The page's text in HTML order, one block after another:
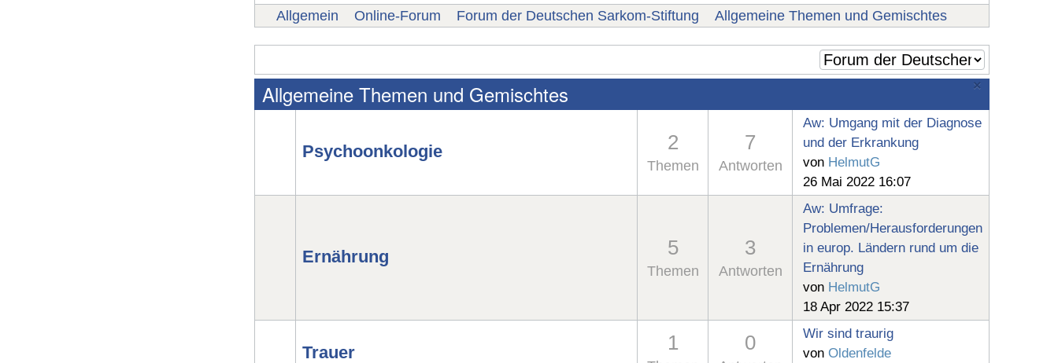
Allgemein Online-Forum Forum der Deutschen Sarkom-Stiftung Allgemeine Themen und Gemischtes
×
Allgemeine Themen und Gemischtes
Psychoonkologie 2
Themen
7
Antworten
Aw: Umgang mit der Diagnose
und der Erkrankung
von HelmutG
26 Mai 2022 16:07
Ernährung 5
Themen
3
Antworten
Aw: Umfrage:
Problemen/Herausforderungen
in europ. Ländern rund um die
Ernährung
von HelmutG
18 Apr 2022 15:37
Trauer 1 0
Wir sind traurig
von Oldenfelde